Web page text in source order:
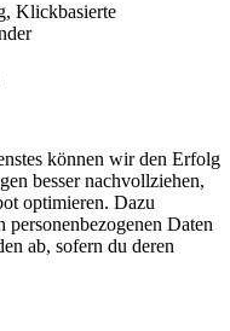
Klickbasierte
können wir den Erfolg
besser nachvollziehen,
optimieren. Dazu
personenbezogenen Daten
ab, sofern du deren